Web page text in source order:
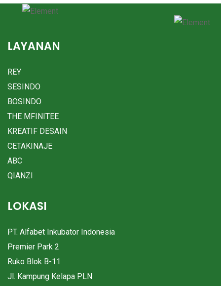
LAYANAN
REY
SESINDO
BOSINDO
THE MFINITEE
KREATIF DESAIN
CETAKINAJE
ABC
QIANZI
LOKASI
PT. Alfabet Inkubator Indonesia
Premier Park 2
Ruko Blok B-11
Jl. Kampung Kelapa PLN